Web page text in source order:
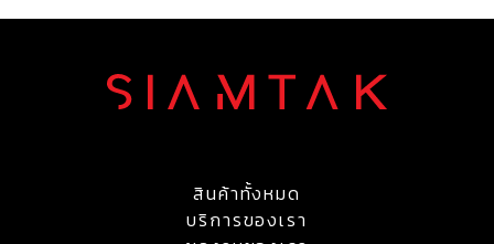
สินค้าทั้งหมด
บริการของเรา